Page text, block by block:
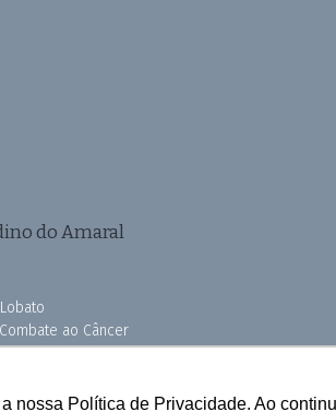
Política de Privacidade. Ao
do Amaral
ao Câncer